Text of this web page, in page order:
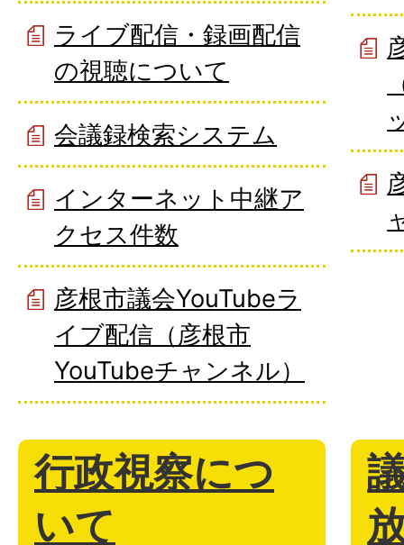
ライブ配信・録画配信
の視聴について
会議録検索システム
インターネット中継ア
クセス件数
彦根市議会YouTubeラ
イブ配信（彦根市
YouTubeチャンネル）
行政視察につ
いて